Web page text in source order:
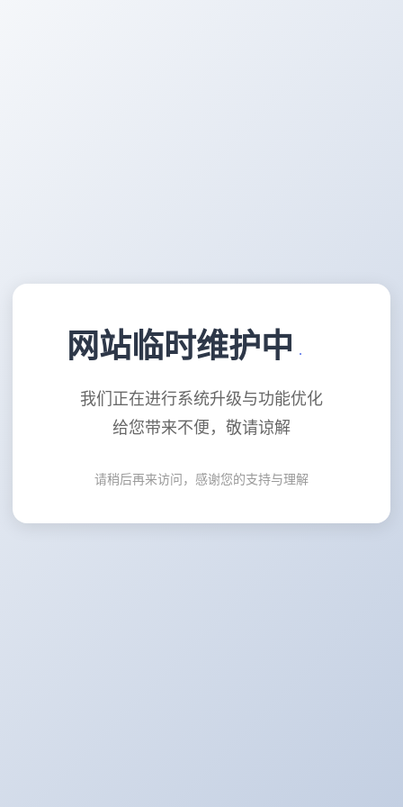
网站临时维护中
我们正在进行系统升级与功能优化
给您带来不便，敬请谅解
请稍后再来访问，感谢您的支持与理解